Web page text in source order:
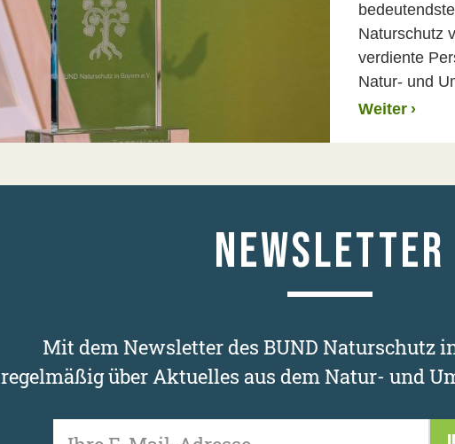
Naturschutz
verdiente
Natur- und
Weiter ›
NEWSLETTER
Mit dem Newsletter des BUND Naturschutz
regelmäßig über Aktuelles aus dem Natur- und